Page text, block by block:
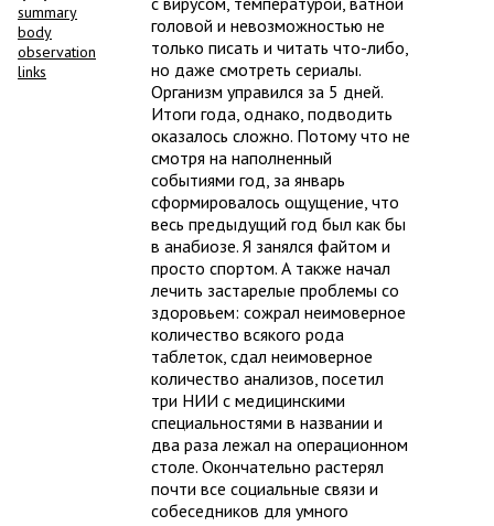
summary
body
observation
links
головой и невозможностью не
только писать и читать что-либо,
но даже смотреть сериалы.
Организм управился за 5 дней.
Итоги года, однако, подводить
оказалось сложно. Потому что не
смотря на наполненный
событиями год, за январь
сформировалось ощущение, что
весь предыдущий год был как бы
в анабиозе. Я занялся файтом и
просто спортом. А также начал
лечить застарелые проблемы со
здоровьем: сожрал неимоверное
количество всякого рода
таблеток, сдал неимоверное
количество анализов, посетил
три НИИ с медицинскими
специальностями в названии и
два раза лежал на операционном
столе. Окончательно растерял
почти все социальные связи и
собеседников для умного